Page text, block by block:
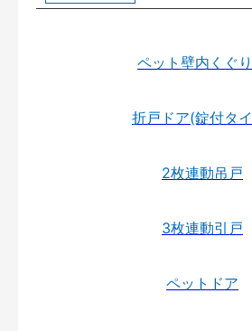
ペット壁内くぐ
折戸ドア(錠付タ
2枚連動吊戸
3枚連動引戸
ペットドア